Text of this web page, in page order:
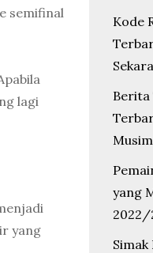
semifinal
lagi
yang
Kode
yang
2022/
Simak